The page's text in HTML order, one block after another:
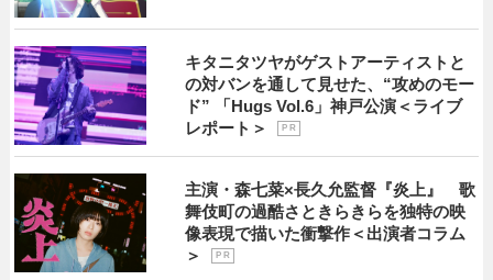
キタニタツヤがゲストアーティストと
の対バンを通して見せた、“攻めのモー
ド” 「Hugs Vol.6」神戸公演＜ライブ
レポート＞
P R
主演・森七菜×長久允監督『炎上』 歌
舞伎町の過酷さときらきらを独特の映
像表現で描いた衝撃作＜出演者コラム
＞
P R